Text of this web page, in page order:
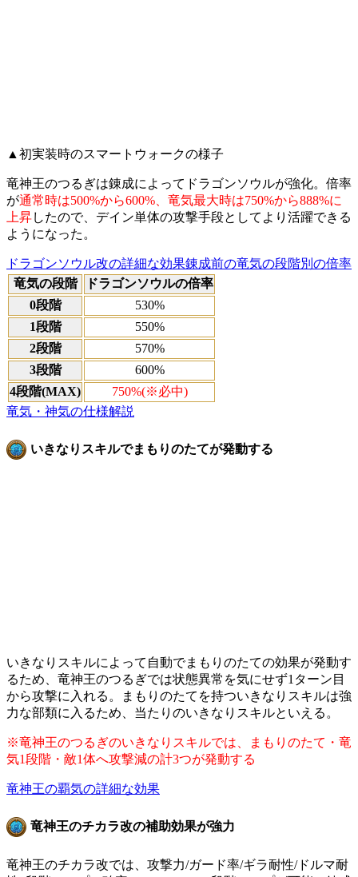
▲初実装時のスマートウォークの様子
竜神王のつるぎは錬成によってドラゴンソウルが強化。倍率
が通常時は500%から600%、竜気最大時は750%から888%に
上昇したので、デイン単体の攻撃手段としてより活躍できる
ようになった。
ドラゴンソウル改の詳細な効果錬成前の竜気の段階別の倍率
竜気の段階
ドラゴンソウルの倍率
0段階
530%
1段階
550%
2段階
570%
3段階
600%
4段階(MAX)
750%(※必中)
竜気・神気の仕様解説
いきなりスキルでまもりのたてが発動する
いきなりスキルによって自動でまもりのたての効果が発動す
るため、竜神王のつるぎでは状態異常を気にせず1ターン目
から攻撃に入れる。まもりのたてを持ついきなりスキルは強
力な部類に入るため、当たりのいきなりスキルといえる。
※竜神王のつるぎのいきなりスキルでは、まもりのたて・竜
気1段階・敵1体へ攻撃減の計3つが発動する
竜神王の覇気の詳細な効果
竜神王のチカラ改の補助効果が強力
竜神王のチカラ改では、攻撃力/ガード率/ギラ耐性/ドルマ耐